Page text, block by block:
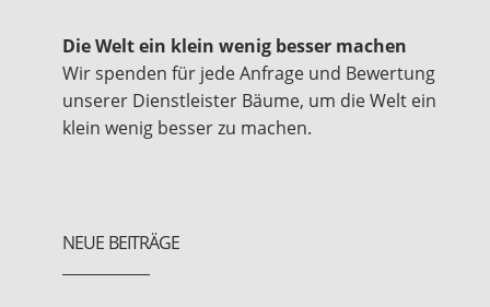
Die Welt ein klein wenig besser machen
Wir spenden für jede Anfrage und Bewertung
unserer Dienstleister Bäume, um die Welt ein
klein wenig besser zu machen.
NEUE BEITRÄGE